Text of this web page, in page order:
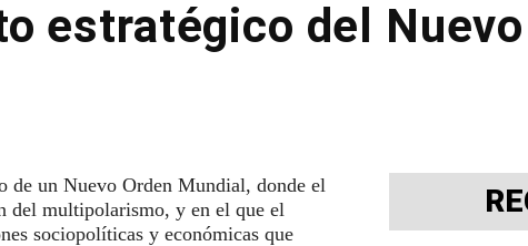
estratégico del Nuevo
de un Nuevo Orden Mundial, donde el
del multipolarismo, y en el que el
sociopolíticas y económicas que